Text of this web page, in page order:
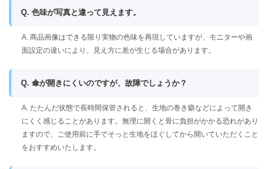
Q. 色味が写真と違って見えます。
A. 商品画像はできる限り実物の色味を再現していますが、モニターや画
面設定の違いにより、見え方に差が生じる場合があります。
Q. 傘が開きにくいのですが、故障でしょうか？
A. たたんだ状態で長時間保管されると、生地の巻き癖などによって開き
にくく感じることがあります。無理に開くと骨に負担がかかる恐れがあり
ますので、ご使用前に手でそっと生地をほぐしてから開いていただくこと
をおすすめいたします。